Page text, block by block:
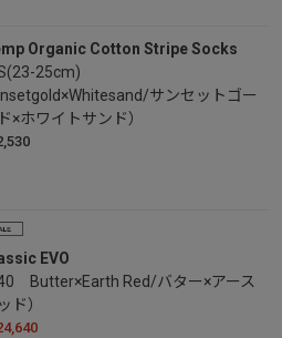
Organic Cotton Stripe Socks
S(23-25cm)
サンセットゴー
×ホワイトサンド）
EVO
40 Butter×Earth Red/バター×アース
ド）